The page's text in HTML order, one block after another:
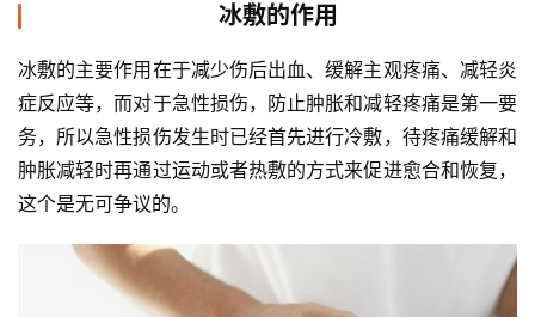
冰敷的作用
冰敷的主要作用在于减少伤后出血、缓解主观疼痛、减轻炎
症反应等，而对于急性损伤，防止肿胀和减轻疼痛是第一要
务，所以急性损伤发生时已经首先进行冷敷，待疼痛缓解和
肿胀减轻时再通过运动或者热敷的方式来促进愈合和恢复，
这个是无可争议的。